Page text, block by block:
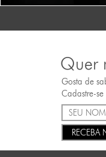
Quer
Gosta de
Cadastre-se
RECEBA